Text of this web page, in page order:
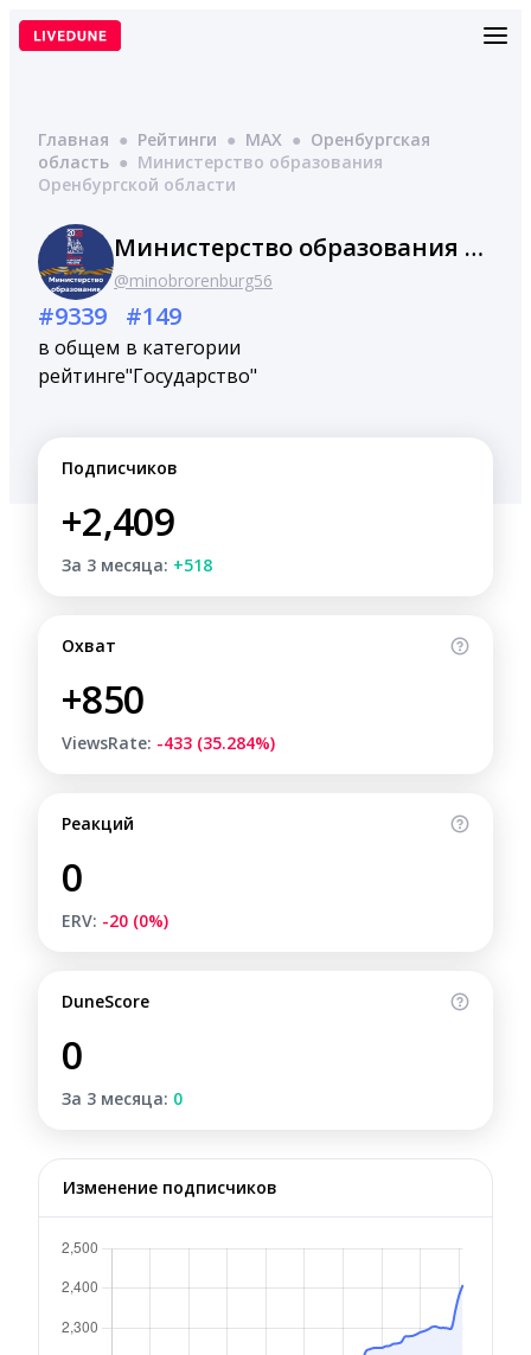
Перейти
Главная ● Рейтинги ● MAX ● Оренбургская
область ● Министерство образования
Оренбургской области
Министерство образования Оренбургской области
@minobrorenburg56
#9339
в общем
рейтинге
#149
в категории
"Государство"
Подписчиков
+2,409
За 3 месяца: +518
Охват
+850
ViewsRate: -433 (35.284%)
Реакций
0
ERV: -20 (0%)
DuneScore
0
За 3 месяца: 0
Изменение подписчиков